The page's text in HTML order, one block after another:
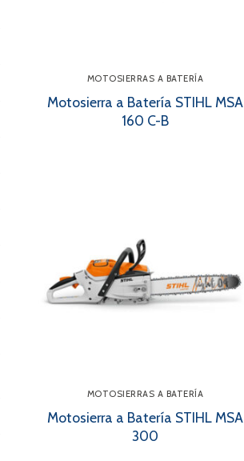
MOTOSIERRAS A BATERÍA
Motosierra a Batería STIHL MSA
160 C-B
MOTOSIERRAS A BATERÍA
Motosierra a Batería STIHL MSA
300